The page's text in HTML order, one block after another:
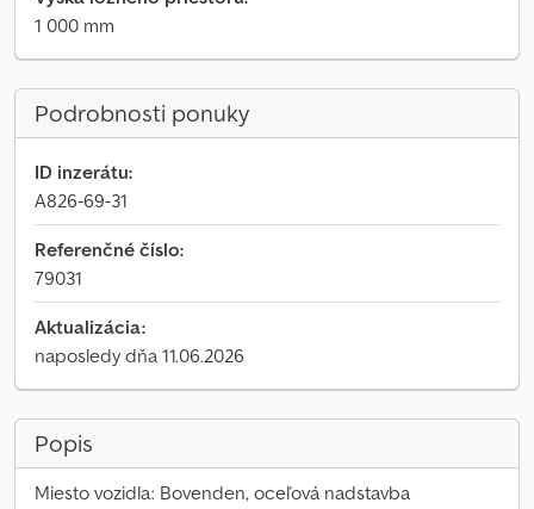
1 000 mm
Podrobnosti ponuky
ID inzerátu:
A826-69-31
Referenčné číslo:
79031
Aktualizácia:
naposledy dňa 11.06.2026
Popis
Miesto vozidla: Bovenden, oceľová nadstavba